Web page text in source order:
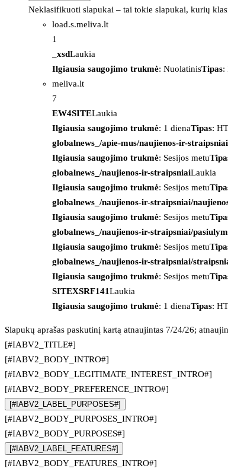
Neklasifikuoti slapukai – tai tokie slapukai, kurių
load.s.meliva.lt
1
_xsdLaukia
Ilgiausia saugojimo trukmė: NuolatinisTipas:
meliva.lt
7
EW4SITELaukia
Ilgiausia saugojimo trukmė: 1 dienaTipas:
globalnews_/apie-mus/naujienos-ir-straipsniai
Ilgiausia saugojimo trukmė: Sesijos metu
globalnews_/naujienos-ir-straipsniaiLaukia
Ilgiausia saugojimo trukmė: Sesijos metu
globalnews_/naujienos-ir-straipsniai/
Ilgiausia saugojimo trukmė: Sesijos metu
globalnews_/naujienos-ir-straipsniai/
Ilgiausia saugojimo trukmė: Sesijos metu
globalnews_/naujienos-ir-straipsniai/
Ilgiausia saugojimo trukmė: Sesijos metu
SITEXSRF141Laukia
Ilgiausia saugojimo trukmė: 1 dienaTipas:
Slapukų aprašas paskutinį kartą atnaujintas 7/24/26;
[#IABV2_TITLE#]
[#IABV2_BODY_INTRO#]
[#IABV2_BODY_LEGITIMATE_INTEREST_INTRO#]
[#IABV2_BODY_PREFERENCE_INTRO#]
[#IABV2_LABEL_PURPOSES#]
[#IABV2_BODY_PURPOSES_INTRO#]
[#IABV2_BODY_PURPOSES#]
[#IABV2_LABEL_FEATURES#]
[#IABV2_BODY_FEATURES_INTRO#]